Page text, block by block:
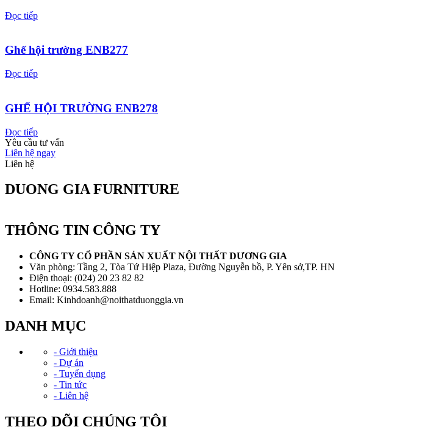
Đọc tiếp
Ghế hội trường ENB277
Đọc tiếp
GHẾ HỘI TRƯỜNG ENB278
Đọc tiếp
Yêu cầu tư vấn
Liên hệ ngay
Liên hệ
DUONG GIA FURNITURE
THÔNG TIN CÔNG TY
CÔNG TY CỔ PHẦN SẢN XUẤT NỘI THẤT DƯƠNG GIA
Văn phòng: Tầng 2, Tòa Tứ Hiệp Plaza, Đường Nguyễn bồ, P. Yên sở,TP. HN
Điện thoại: (024) 20 23 82 82
Hotline: 0934.583.888
Email: Kinhdoanh@noithatduonggia.vn
DANH MỤC
- Giới thiệu
- Dự án
- Tuyển dụng
- Tin tức
- Liên hệ
THEO DÕI CHÚNG TÔI